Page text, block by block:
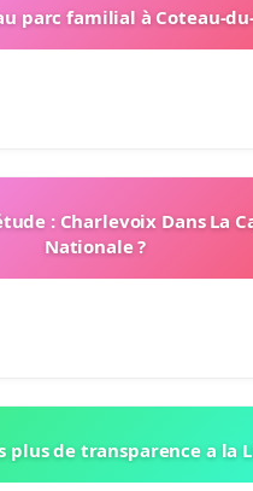
parc familial à Coteau-
: Charlevoix Dans La
Nationale ?
plus de transparence a la